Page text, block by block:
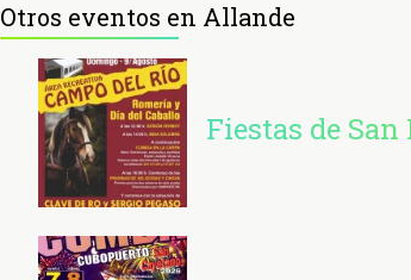
Otros eventos en Allande
Fiestas de San